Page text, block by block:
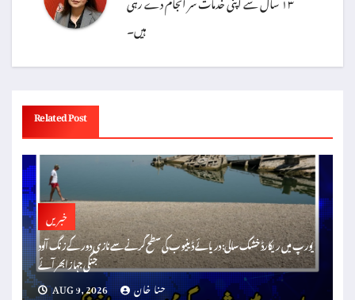
ہیں۔
Related Post
خبریں
یورپ میں ریکارڈ خشک سالی: دریائے ڈینیوب کی سطح گرنے سے نازی دور کے زنگ آلود
جنگی جہاز ابھر آئے
AUG 9, 2026
حنا خان